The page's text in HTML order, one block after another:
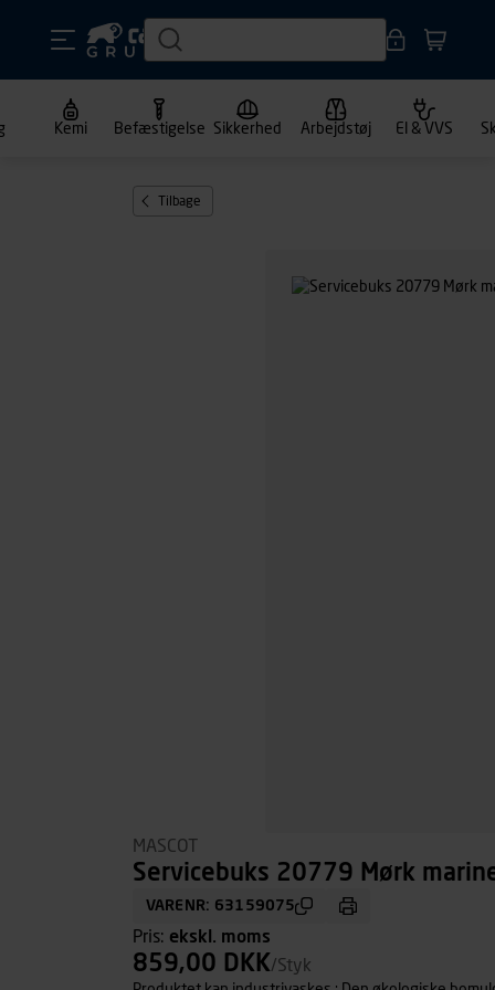
Kemi Befæstigelse Sikkerhed Arbejdstøj El & VVS
Tilbage
MASCOT
Servicebuks 20779 Mørk
VARENR: 63159075
Pris: ekskl. moms
859,00 DKK/Styk